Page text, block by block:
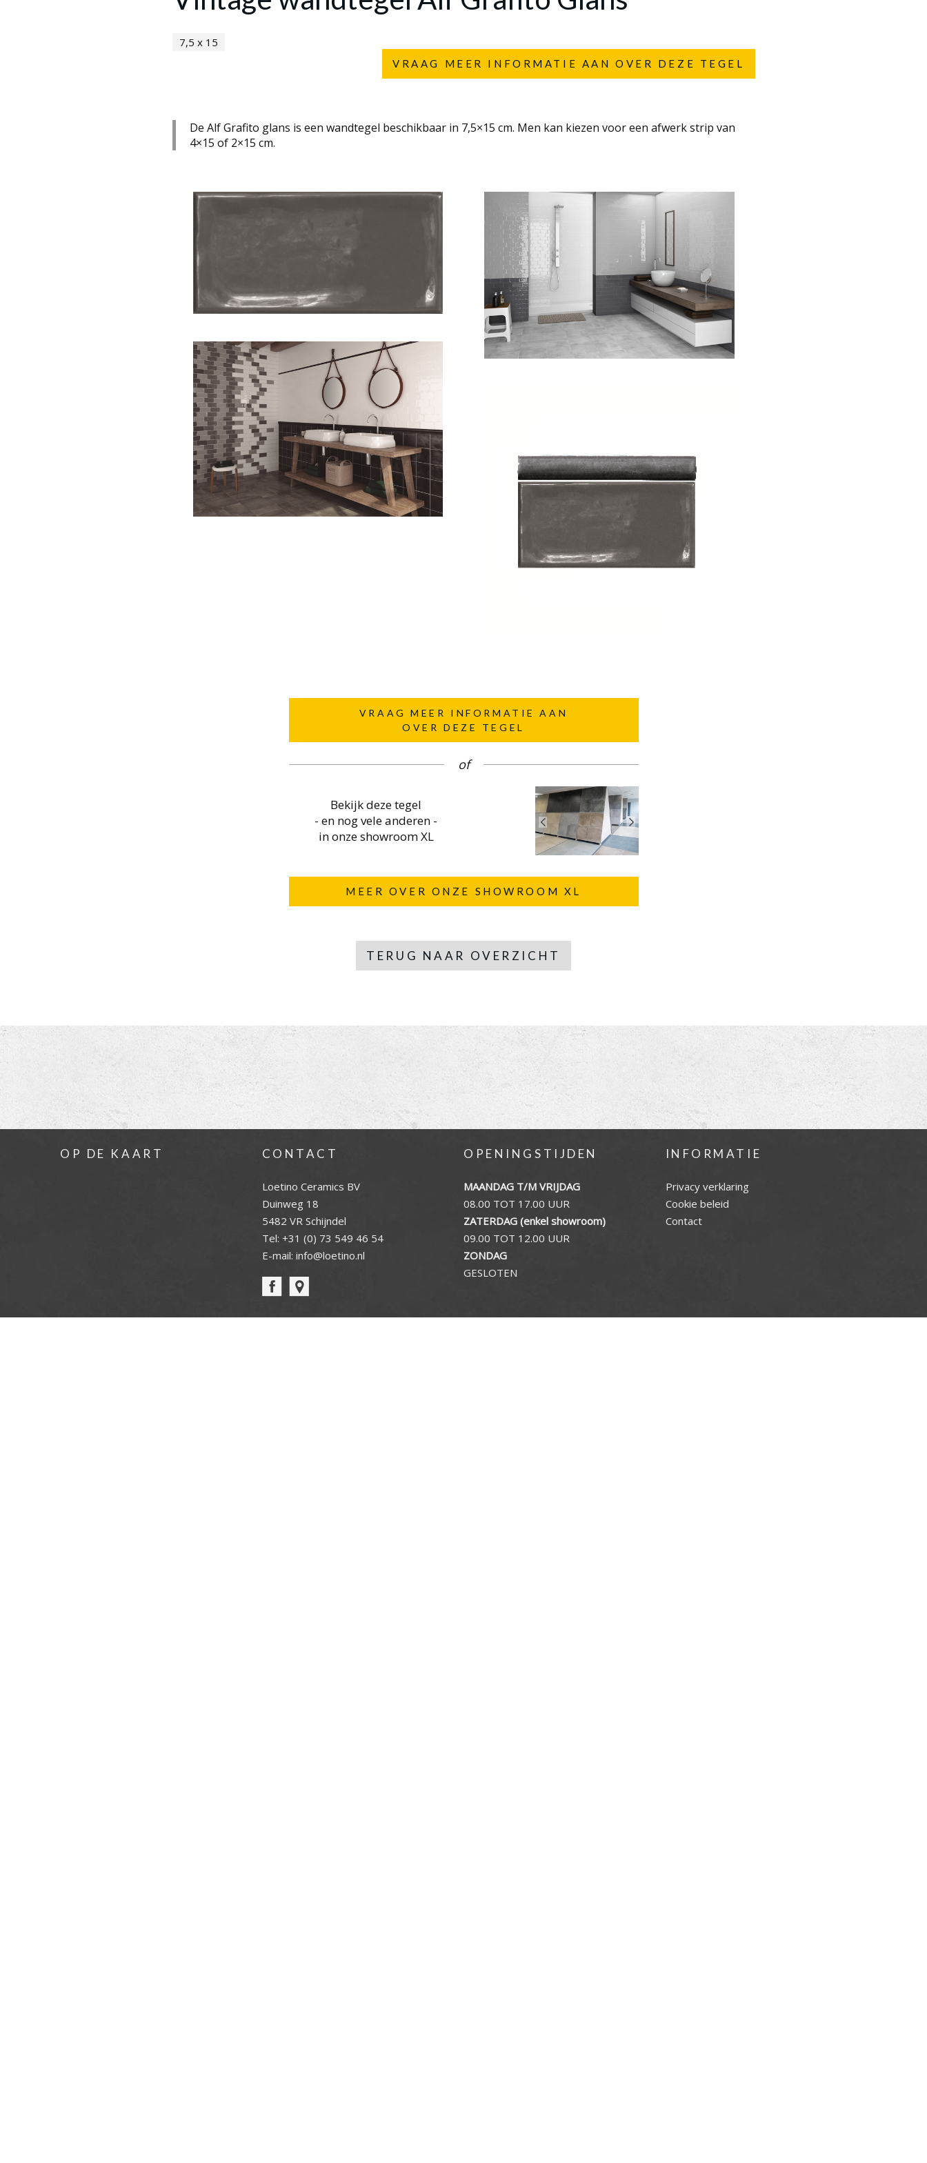
VRAAG MEER INFORMATIE AAN OVER DEZE TEGEL
7,5 x 15
De Alf Grafito glans is een wandtegel beschikbaar in 7,5×15 cm. Men kan kiezen voor een afwerk strip van
4×15 of 2×15 cm.
VRAAG MEER INFORMATIE AAN
OVER DEZE TEGEL
of
Bekijk deze tegel
- en nog vele anderen -
in onze showroom XL
MEER OVER ONZE SHOWROOM XL
TERUG NAAR OVERZICHT
OP DE KAART CONTACT
Loetino Ceramics BV
Duinweg 18
5482 VR Schijndel
Tel: +31 (0) 73 549 46 54
E-mail: info@loetino.nl
OPENINGSTIJDEN
MAANDAG T/M VRIJDAG
08.00 TOT 17.00 UUR
ZATERDAG (enkel showroom)
09.00 TOT 12.00 UUR
ZONDAG
GESLOTEN
INFORMATIE
Privacy verklaring
Cookie beleid
Contact